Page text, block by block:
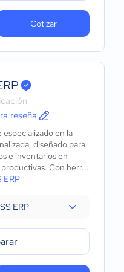
Cotizar
reseña
en la
diseñado para
e inventarios en
Con herr...
ERP
ERP